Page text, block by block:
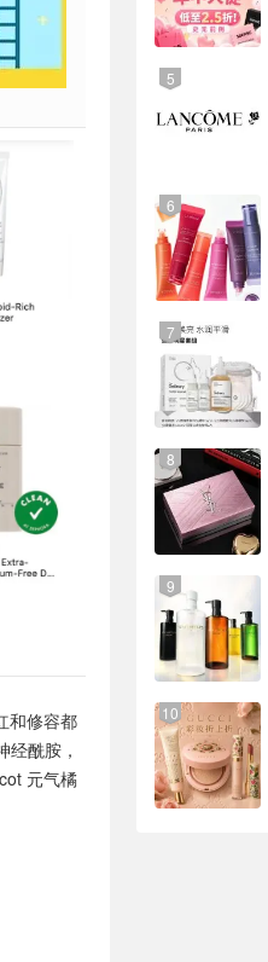
和修容都
酰胺，
元气橘